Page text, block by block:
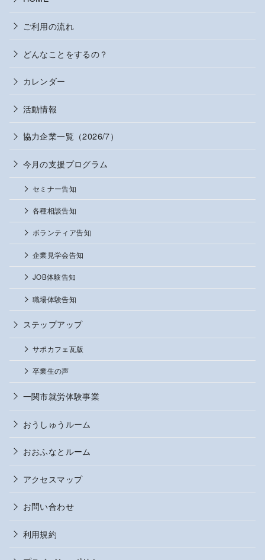
ご利用の流れ
どんなことをするの？
カレンダー
活動情報
協力企業一覧（2026/7）
今月の支援プログラム
セミナー告知
各種相談告知
ボランティア告知
企業見学会告知
JOB体験告知
職場体験告知
ステップアップ
サポカフェ瓦版
卒業生の声
一関市就労体験事業
おうしゅうルーム
おおふなとルーム
アクセスマップ
お問い合わせ
利用規約